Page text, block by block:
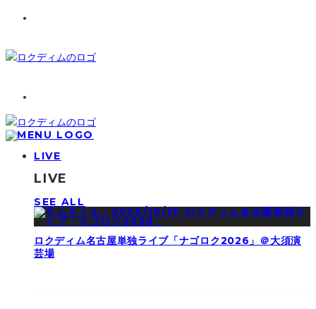
LIVE
LIVE
SEE ALL
ロクディム名古屋単独ライブ「ナゴロク2026」＠大須演
芸場